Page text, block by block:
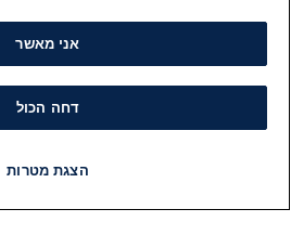
אני מאשר
דחה הכול
הצגת מטרות